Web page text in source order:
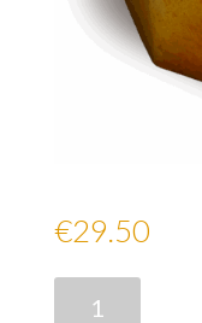
€29.50